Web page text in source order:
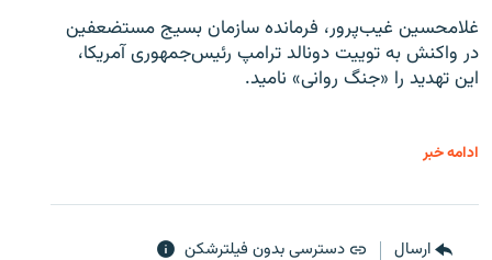
غلامحسین غیب‌پرور، فرمانده سازمان بسیج مستضعفین
در واکنش به توییت دونالد ترامپ رئیس‌جمهوری آمریکا،
این تهدید را «جنگ روانی» نامید.
ادامه خبر
ارسال دسترسی بدون فیلترشکن